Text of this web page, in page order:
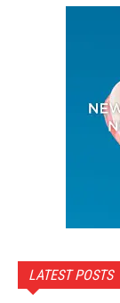
LATEST POSTS